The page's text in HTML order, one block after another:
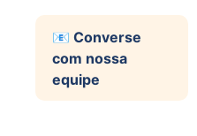
📧 Converse
com nossa
equipe